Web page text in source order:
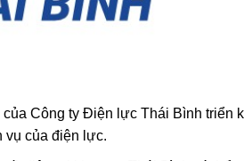
Công ty Điện lực Thái Bình triển
vụ của điện lực.